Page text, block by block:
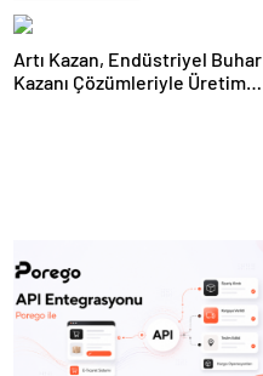
Artı Kazan, Endüstriyel Buhar
Kazanı Çözümleriyle Üretim